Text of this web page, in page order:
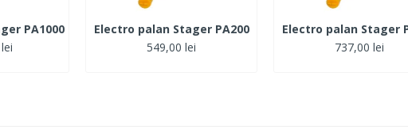
PA1000
Electro palan Stager PA200
549,00 lei
Electro palan Stager
737,00 lei